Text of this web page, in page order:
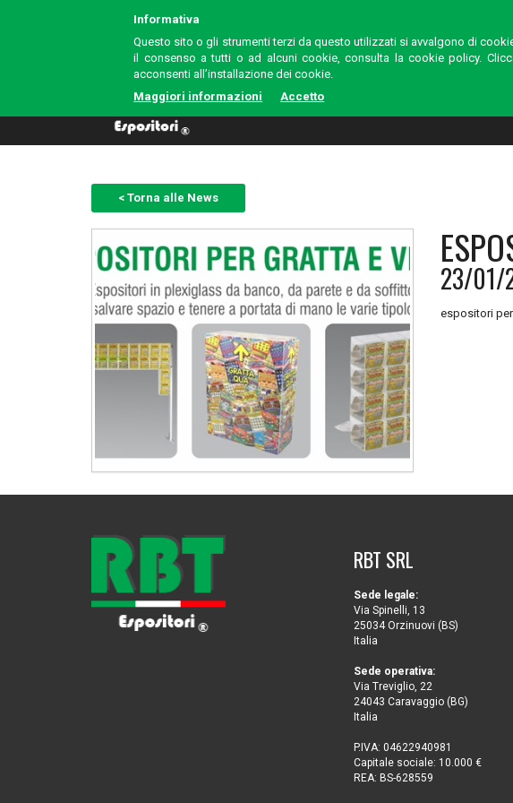
< Torna alle News
23/01/
espositori
RBT SRL
Sede legale:
Via Spinelli, 13
25034 Orzinuovi (BS)
Italia
Sede operativa:
Via Treviglio, 22
24043 Caravaggio (BG)
Italia
P.IVA: 04622940981
Capitale sociale: 10.000 €
REA: BS-628559
Informativa
Questo sito o gli strumenti terzi da questo utilizzati si avvalgono di
il consenso a tutti o ad alcuni cookie, consulta la cookie policy.
acconsenti all’installazione dei cookie.
Maggiori informazioni
Accetto